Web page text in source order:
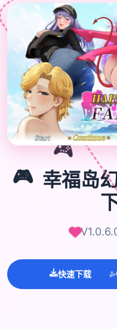
🎮
🎮 幸福岛
快速下载 ✨